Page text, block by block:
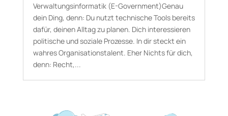
Verwaltungsinformatik (E-Go­vern­ment)Genau
dein Ding, denn: Du nutzt technische Tools bereits
dafür, deinen Alltag zu planen. Dich interessieren
politische und soziale Prozesse. In dir steckt ein
wahres Organisationstalent. Eher Nichts für dich,
denn: Recht,...